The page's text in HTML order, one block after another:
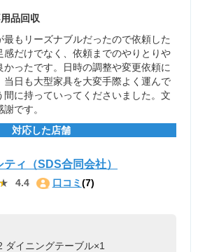
品回収
もリーズナブルだったので依頼した
感だけでなく、依頼までのやりとりや
かったです。日時の調整や変更依頼に
当日も大型家具を大変手際よく運んで
間に持っていってくださいました。文
です。
対応した店舗
ティ（SDS合同会社）
4.4 口コミ (7)
ダイニングテーブル×1